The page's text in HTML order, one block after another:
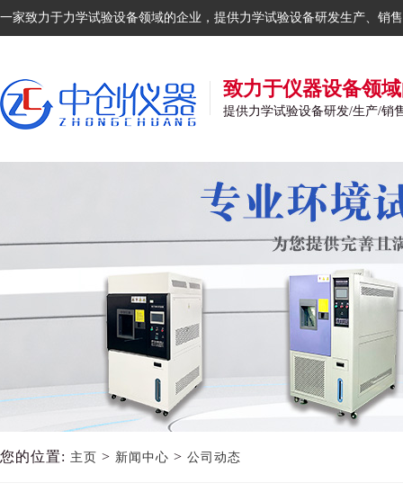
一家致力于力学试验设备领域的企业，提供力学试验设备研发生产、销
致力于仪器设备领
提供力学试验设备研发/生产/销
您的位置: 主页 > 新闻中心 > 公司动态